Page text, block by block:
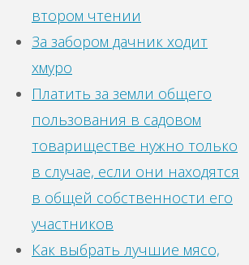
втором чтении
За забором дачник ходит
хмуро
Платить за земли общего
пользования в садовом
товариществе нужно только
в случае, если они находятся
в общей собственности его
участников
Как выбрать лучшие мясо,